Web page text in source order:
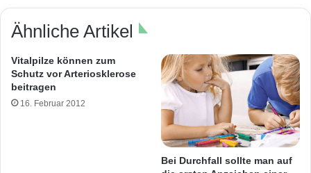
Ähnliche Artikel
Vitalpilze können zum
Schutz vor Arteriosklerose
beitragen
16. Februar 2012
Bei Durchfall sollte man auf